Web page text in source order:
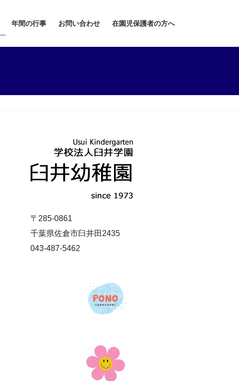
年間の行事 お問い合わせ 在園児保護者の方へ
〒285-0861
千葉県佐倉市臼井田2435
043-487-5462